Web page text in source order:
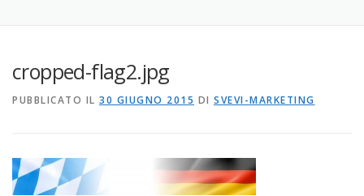
cropped-flag2.jpg
PUBBLICATO IL 30 GIUGNO 2015 DI SVEVI-MARKETING